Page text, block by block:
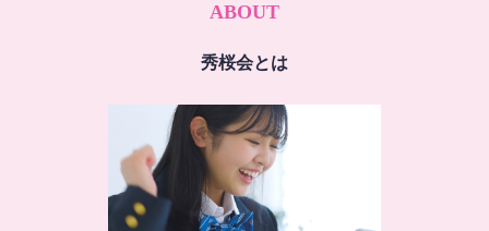
ABOUT
秀桜会とは